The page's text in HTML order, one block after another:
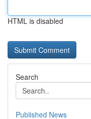
HTML is disabled
Search
Published News